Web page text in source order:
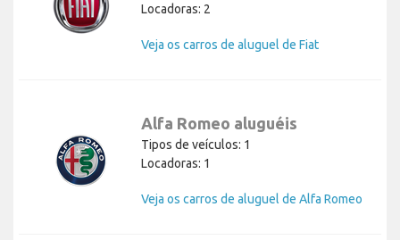
Locadoras: 2
Veja os carros de aluguel de Fiat
Alfa Romeo aluguéis
Tipos de veículos: 1
Locadoras: 1
Veja os carros de aluguel de Alfa Romeo